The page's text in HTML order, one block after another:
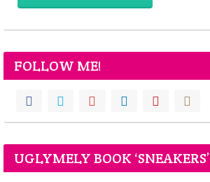
FOLLOW ME!
UGLYMELY BOOK ‘SNEAKERS’